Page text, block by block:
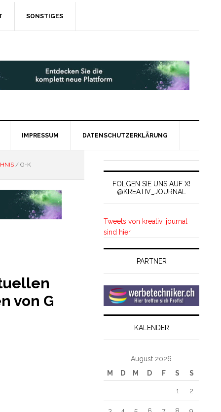
SONSTIGES
IMPRESSUM DATENSCHUTZERKLÄRUNG
/G-K
von G
FOLGEN SIE UNS AUF X!
@KREATIV_JOURNAL
Tweets von kreativ_journal
sind hier
PARTNER
KALENDER
August 2026
M
D M D F S S
1 2